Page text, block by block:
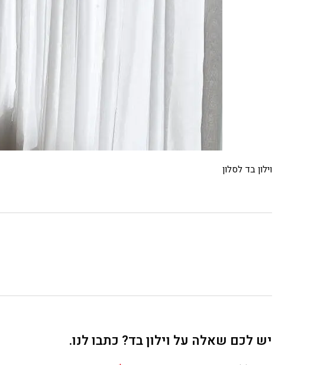
וילון בד לסלון
יש לכם שאלה על וילון בד? כתבו לנו.